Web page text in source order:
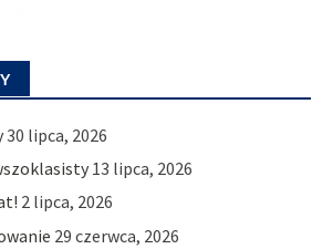
30 lipca, 2026
13 lipca, 2026
2 lipca, 2026
29 czerwca, 2026